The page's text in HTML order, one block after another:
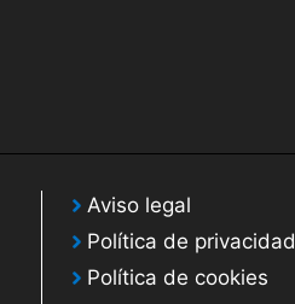
Aviso legal
Política de privacidad
Política de cookies